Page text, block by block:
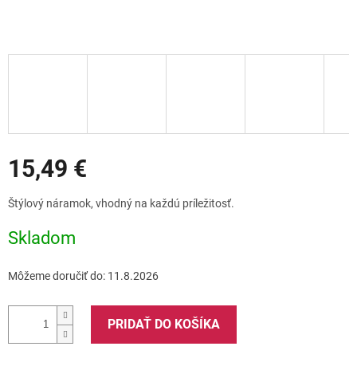
15,49 €
Jednotková
cena:
Štýlový náramok, vhodný na každú príležitosť.
Skladom
Môžeme doručiť do: 11.8.2026
PRIDAŤ DO KOŠÍKA